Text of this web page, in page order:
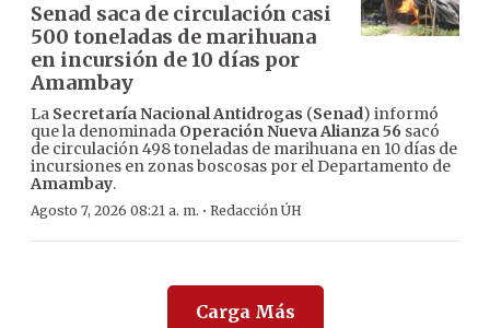
Senad saca de circulación casi
500 toneladas de marihuana
en incursión de 10 días por
Amambay
La Secretaría Nacional Antidrogas (Senad) informó
que la denominada Operación Nueva Alianza 56 sacó
de circulación 498 toneladas de marihuana en 10 días de
incursiones en zonas boscosas por el Departamento de
Amambay.
Agosto 7, 2026 08:21 a. m. · Redacción ÚH
Carga Más